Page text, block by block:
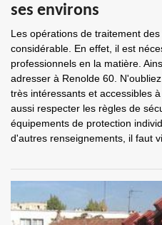
ses environs
Les opérations de traitement
considérable. En effet, il est
professionnels en la matière.
adresser à Renolde 60.
très intéressants et accessibles
aussi respecter les règles de
équipements de protection
d'autres renseignements, il faut